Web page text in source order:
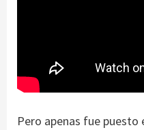
Pero apenas fue